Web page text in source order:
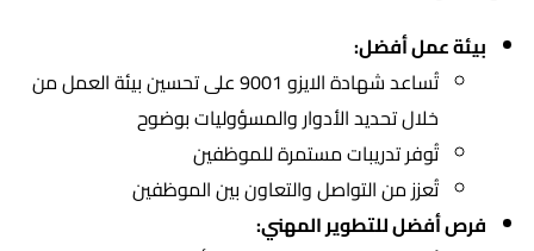
بيئة عمل أفضل:
تُساعد شهادة الايزو 9001 على تحسين بيئة العمل من
خلال تحديد الأدوار والمسؤوليات بوضوح
تُوفر تدريبات مستمرة للموظفين
تُعزز من التواصل والتعاون بين الموظفين
فرص أفضل للتطوير المهني: